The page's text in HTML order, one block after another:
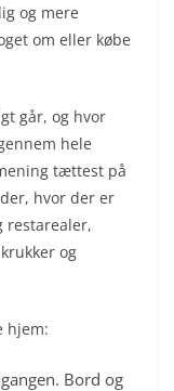
og mere
om eller købe
går, og hvor
hele
tættest på
hvor der er
restarealer,
og
hjem:
Bord og